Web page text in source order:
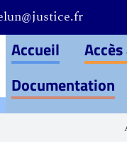
Accueil
Documentation